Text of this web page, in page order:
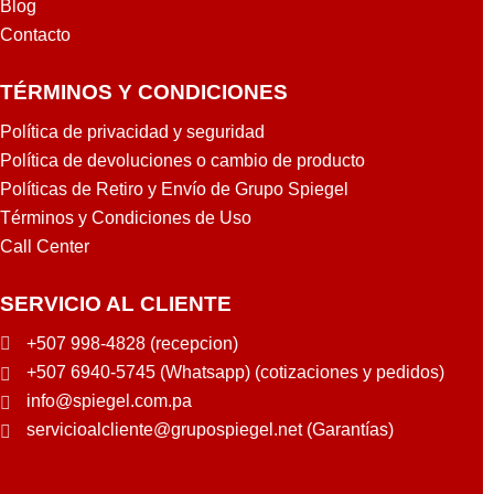
Blog
Contacto
TÉRMINOS Y CONDICIONES
Política de privacidad y seguridad
Política de devoluciones o cambio de producto
Políticas de Retiro y Envío de Grupo Spiegel
Términos y Condiciones de Uso
Call Center
SERVICIO AL CLIENTE
+507 998-4828 (recepcion)
+507 6940-5745 (Whatsapp) (cotizaciones y pedidos)
info@spiegel.com.pa
servicioalcliente@grupospiegel.net (Garantías)